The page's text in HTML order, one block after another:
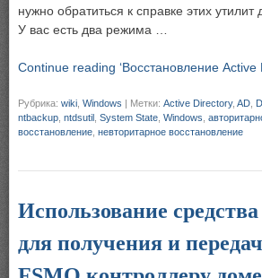
нужно обратиться к справке этих утилит
У вас есть два режима …
Continue reading ‘Восстановление Active
Рубрика: wiki Windows | Метки: Active Directory, AD
ntbackup ntdsutil System State Windows
восстановление невторитарное восстановление
Использование
для получения и